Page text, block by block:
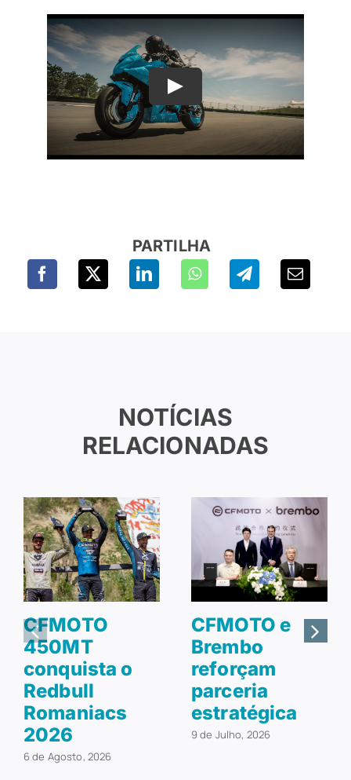
PARTILHA
NOTÍCIAS
RELACIONADAS
CFMOTO
450MT
conquista o
Redbull
Romaniacs
2026
6 de Agosto, 2026
CFMOTO e
Brembo
reforçam
parceria
estratégica
9 de Julho, 2026